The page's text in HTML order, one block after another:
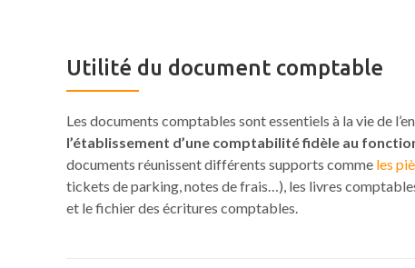
Utilité du document comptable
Les documents comptables sont essentiels à la vie de
l’établissement d’une comptabilité fidèle au
documents réunissent différents supports comme les
tickets de parking, notes de frais…), les livres
et le fichier des écritures comptables.